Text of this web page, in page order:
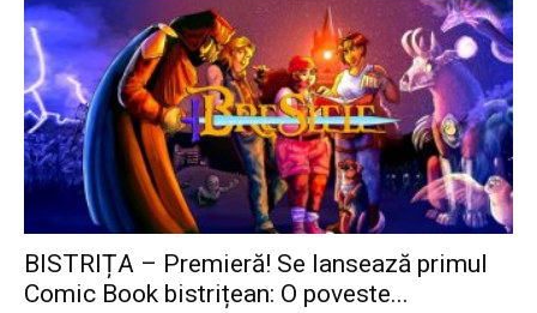
BISTRIȚA – Premieră! Se lansează primul
Comic Book bistrițean: O poveste...